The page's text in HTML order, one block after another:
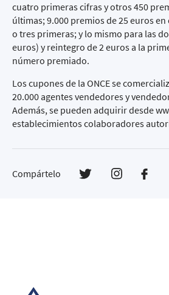
cuatro primeras cifras y otros 450
últimas; 9.000 premios de 25 euros
o tres primeras; y lo mismo para las
euros) y reintegro de 2 euros a la
número premiado.
Los cupones de la ONCE se
20.000 agentes vendedores y
Además, se pueden adquirir desde
establecimientos colaboradores
Compártelo